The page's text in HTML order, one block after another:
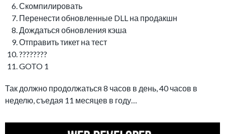
Скомпилировать
Перенести обновленные DLL на продакшн
Дождаться обновления кэша
Отправить тикет на тест
????????
GOTO 1
Так должно продолжаться 8 часов в день, 40 часов в
неделю, съедая 11 месяцев в году…